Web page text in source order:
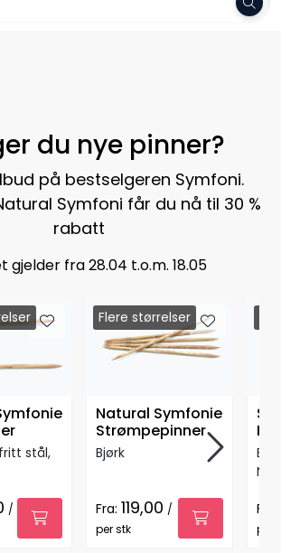
du nye pinner?
på bestselgeren Symfoni.
Symfoni får du nå til 30 %
rabatt
gjelder fra 28.04 t.o.m. 18.05
stål,
/
Flere størrelser
Natural Symfonie
Strømpepinner
Bjørk
Fra: 119,00 /
per stk
Fra:
per